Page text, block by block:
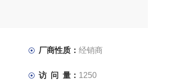
厂商性质： 经销商
访 问 量： 1250